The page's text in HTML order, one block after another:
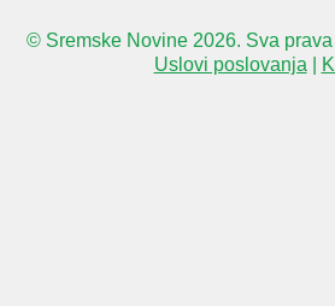
© Sremske Novine 2026. Sva prava
Uslovi poslovanja|